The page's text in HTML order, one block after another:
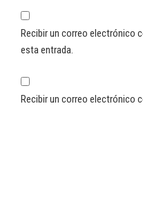
Recibir un correo electrónico
esta entrada.
Recibir un correo electrónico